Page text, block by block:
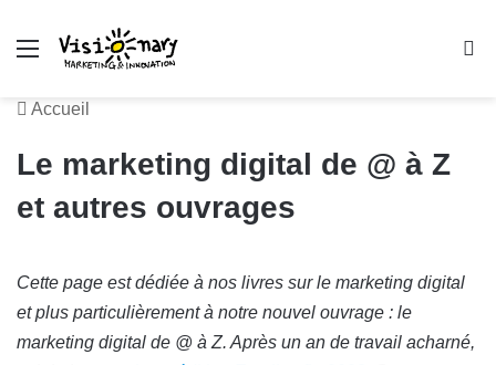
Menu
Accueil
Le marketing digital de @ à Z
et autres ouvrages
Cette page est dédiée à nos livres sur le marketing digital
et plus particulièrement à notre nouvel ouvrage : le
marketing digital de @ à Z. Après un an de travail acharné,